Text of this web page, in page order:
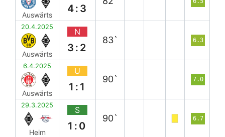
Auswärts
4:3
20.4.2025
Auswärts
N
3:2
83` 6.3
6.4.2025
Auswärts
U
1:1
90` 7.0
29.3.2025
Heim
S
1:0
90` 6.7